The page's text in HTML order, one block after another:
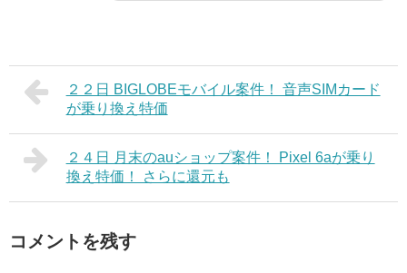
２２日 BIGLOBEモバイル案件！ 音声SIMカード
が乗り換え特価
２４日 月末のauショップ案件！ Pixel 6aが乗り
換え特価！ さらに還元も
コメントを残す